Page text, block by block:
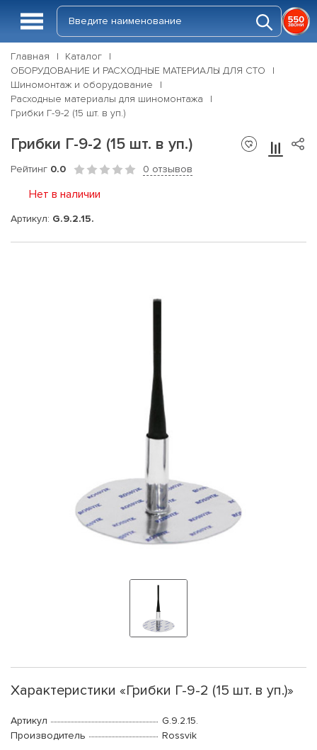
Главная
Каталог
ОБОРУДОВАНИЕ И РАСХОДНЫЕ МАТЕРИАЛЫ ДЛЯ СТО
Шиномонтаж и оборудование
Расходные материалы для шиномонтажа
Грибки Г-9-2 (15 шт. в уп.)
Грибки Г-9-2 (15 шт. в уп.)
Рейтинг 0.0 0 отзывов
Нет в наличии
Артикул: G.9.2.15.
Характеристики «Грибки Г-9-2 (15 шт. в уп.)»
Артикул
G.9.2.15.
Производитель
Rossvik